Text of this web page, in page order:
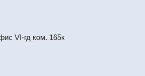
VI-гд ком. 165к